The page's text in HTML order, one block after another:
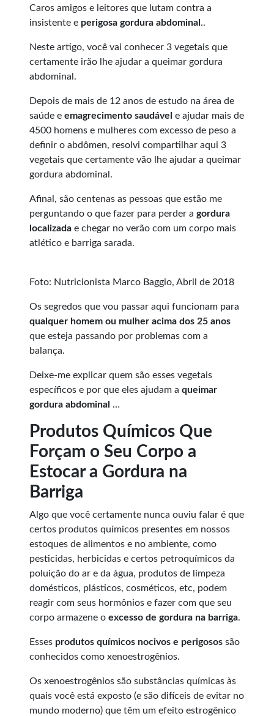
Caros amigos e leitores que lutam contra a
insistente e perigosa gordura abdominal ..
Neste artigo, você vai conhecer 3 vegetais que
certamente irão lhe ajudar a queimar gordura
abdominal.
Depois de mais de 12 anos de estudo na área de
saúde e emagrecimento saudável e ajudar mais de
4500 homens e mulheres com excesso de peso a
definir o abdômen, resolvi compartilhar aqui 3
vegetais que certamente vão lhe ajudar a queimar
gordura abdominal.
Afinal, são centenas as pessoas que estão me
perguntando o que fazer para perder a gordura
localizada e chegar no verão com um corpo mais
atlético e barriga sarada.
Foto: Nutricionista Marco Baggio, Abril de 2018
Os segredos que vou passar aqui funcionam para
qualquer homem ou mulher acima dos 25 anos
que esteja passando por problemas com a
balança.
Deixe-me explicar quem são esses vegetais
específicos e por que eles ajudam a queimar
gordura abdominal …
Produtos Químicos Que
Forçam o Seu Corpo a
Estocar a Gordura na
Barriga
Algo que você certamente nunca ouviu falar é que
certos produtos químicos presentes em nossos
estoques de alimentos e no ambiente, como
pesticidas, herbicidas e certos petroquímicos da
poluição do ar e da água, produtos de limpeza
domésticos, plásticos, cosméticos, etc, podem
reagir com seus hormônios e fazer com que seu
corpo armazene o excesso de gordura na barriga.
Esses produtos químicos nocivos e perigosos são
conhecidos como xenoestrogênios.
Os xenoestrogênios são substâncias químicas às
quais você está exposto (e são difíceis de evitar no
mundo moderno) que têm um efeito estrogênico